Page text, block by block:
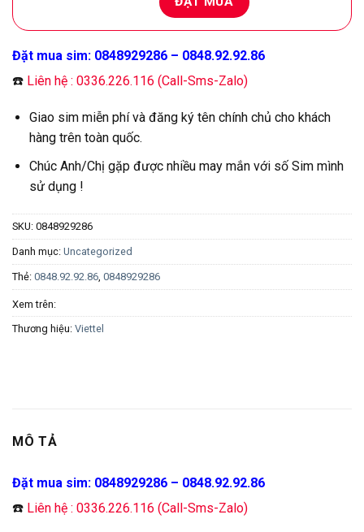
Đặt mua sim: 0848929286 – 0848.92.92.86
☎️ Liên hệ : 0336.226.116 (Call-Sms-Zalo)
Giao sim miễn phí và đăng ký tên chính chủ cho khách
hàng trên toàn quốc.
Chúc Anh/Chị gặp được nhiều may mắn với số Sim mình
sử dụng !
SKU: 0848929286
Danh mục: Uncategorized
Thẻ: 0848.92.92.86 0848929286
Xem trên:
Thương hiệu: Viettel
MÔ TẢ
Đặt mua sim: 0848929286 – 0848.92.92.86
☎️ Liên hệ : 0336.226.116 (Call-Sms-Zalo)